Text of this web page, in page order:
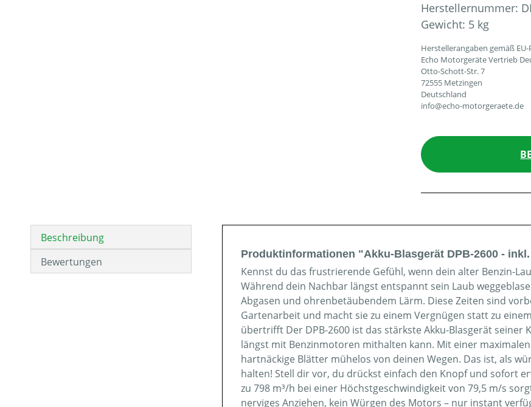
Herstellernummer:
Gewicht: 5 kg
Herstellerangaben gemäß
Echo Motorgeräte Vertrieb
Otto-Schott-Str. 7
72555 Metzingen
Deutschland
info@echo-motorgeraete.de
Beschreibung
Bewertungen
Produktinformationen "Akku-Blasgerät DPB-2600 -
Kennst du das frustrierende Gefühl, wenn dein alter Benzin-
Während dein Nachbar längst entspannt sein Laub
Abgasen und ohrenbetäubendem Lärm. Diese Zeiten sind
Gartenarbeit und macht sie zu einem Vergnügen statt zu
übertrifft Der DPB-2600 ist das stärkste Akku-Blasgerät seiner
längst mit Benzinmotoren mithalten kann. Mit einer
hartnäckige Blätter mühelos von deinen Wegen. Das ist, als
halten! Stell dir vor, du drückst einfach den Knopf und sofort
zu 798 m³/h bei einer Höchstgeschwindigkeit von 79,5 m/s
nerviges Anziehen, kein Würgen des Motors – nur instant